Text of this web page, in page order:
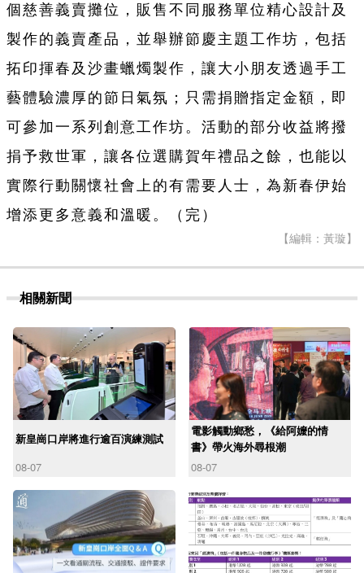
個慈善義賣攤位，販售不同服務單位精心設計及
製作的義賣產品，並舉辦節慶主題工作坊，包括
拓印揮春及沙畫蠟燭製作，讓大小朋友透過手工
藝體驗濃厚的節日氣氛；只需捐贈指定金額，即
可參加一系列創意工作坊。活動的部分收益將撥
捐予救世軍，讓各位選購賀年禮品之餘，也能以
實際行動關懷社會上的有需要人士，為新春伊始
增添更多意義和溫暖。（完）
【編輯：黃璇】
相關新聞
新皇崗口岸將進行逾百演練測試
08-07
電影觸動鄉愁，《給阿嬤的情
書》帶火海外尋根潮
08-07